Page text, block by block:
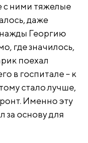
с ними тяжелые
даже
Георгию
где значилось,
поехал
в госпитале – к
стало лучше,
Именно эту
за основу для